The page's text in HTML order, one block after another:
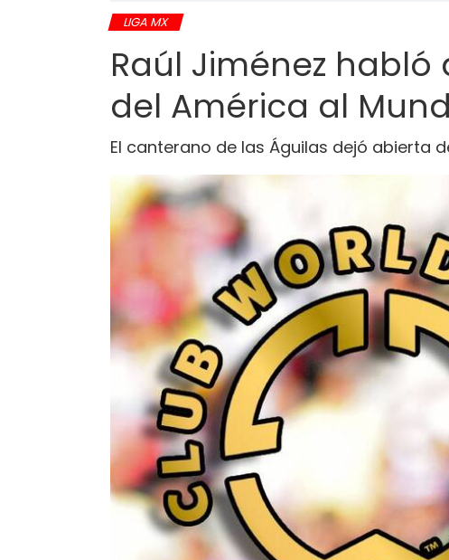
LIGA MX
Raúl Jiménez
del América al
El canterano de las Águilas dejó abierta